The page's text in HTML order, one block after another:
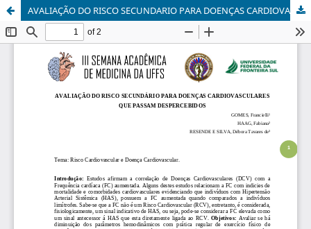
AVALIAÇÃO DO RISCO SECUNDARIO PARA DOENÇAS CARDIOVASCULARES QUE PASSAM DESPERCEBIDOS